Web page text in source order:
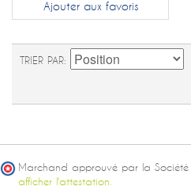
Ajouter aux favoris
TRIER PAR
Marchand approuvé par la Société
afficher l'attestation.